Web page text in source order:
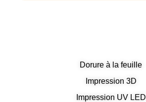
Dorure à la feuille
Impression 3D
Impression UV LED